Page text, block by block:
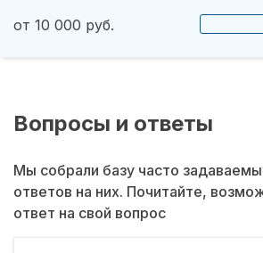
от 10 000 руб.
Вопросы и ответы
Мы собрали базу часто
ответов на них. Почитайте,
ответ на свой вопрос